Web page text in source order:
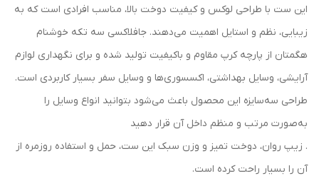
این ست با طراحی لوکس و کیفیت دوخت بالا، مناسب افرادی است که به
زیبایی، نظم و استایل اهمیت می‌دهند. جافلاکسی سه‌ تکه خوشنام
هگمتان از پارچه کرپ مقاوم و باکیفیت تولید شده و برای نگهداری لوازم
آرایشی، وسایل بهداشتی، اکسسوری‌ها و وسایل سفر بسیار کاربردی است.
طراحی سه‌سایزه این محصول باعث می‌شود بتوانید انواع وسایل را
به‌صورت مرتب و منظم داخل آن قرار دهید
. زیپ روان، دوخت تمیز و وزن سبک این ست، حمل و استفاده روزمره از
آن را بسیار راحت کرده است.